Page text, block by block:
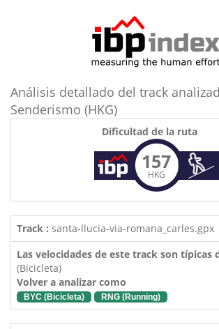
Análisis detallado del track
Senderismo (HKG)
Dificultad de la ruta
157
HKG
Track : santa-llucia-via-romana_carles.gpx
Las velocidades de este track son típicas
(Bicicleta)
Volver a analizar como
BYC (Bicicleta) RNG (Running)